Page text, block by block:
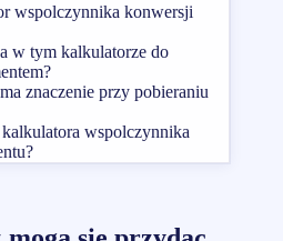
wspolczynnika konwersji
w tym kalkulatorze do
znaczenie przy pobieraniu
wspolczynnika